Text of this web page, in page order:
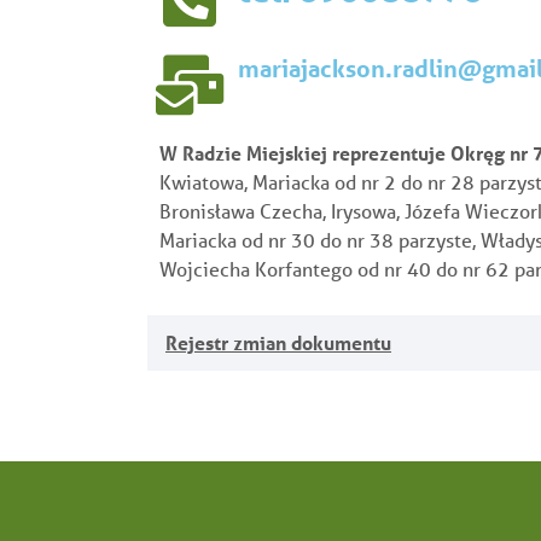
W Radzie Miejskiej reprezentuje Okręg nr
Kwiatowa, Mariacka od nr 2 do nr 28
Bronisława Czecha, Irysowa, Józefa
Mariacka od nr 30 do nr 38 parzyste,
Wojciecha Korfantego od nr 40 do nr 62
Rejestr zmian dokumentu